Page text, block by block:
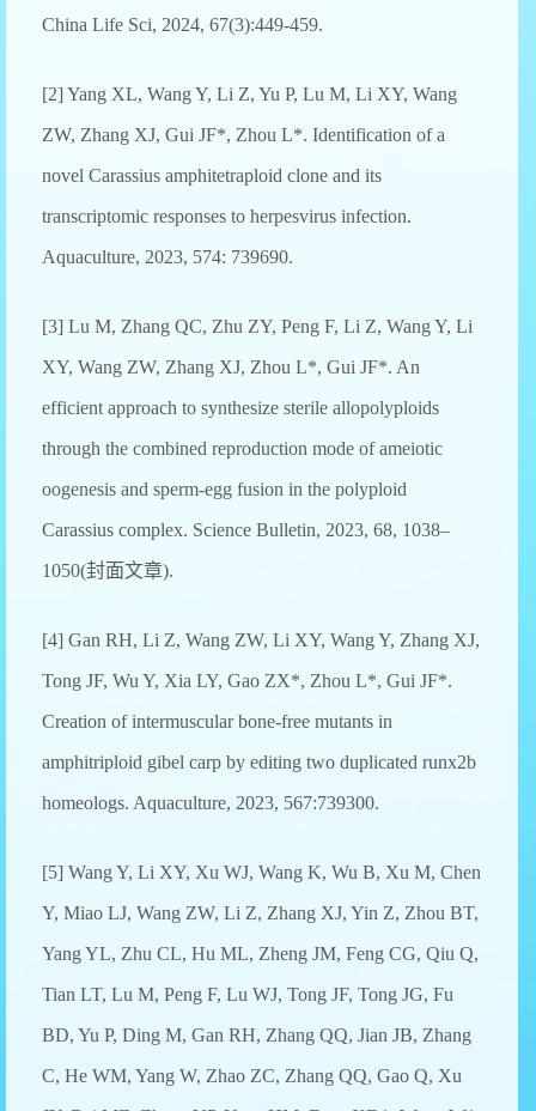
China Life Sci, 2024, 67(3):449-459.
[2] Yang XL, Wang Y, Li Z, Yu P, Lu M, Li XY, Wang
ZW, Zhang XJ, Gui JF*, Zhou L*. Identification of a
novel Carassius amphitetraploid clone and its
transcriptomic responses to herpesvirus infection.
Aquaculture, 2023, 574: 739690.
[3] Lu M, Zhang QC, Zhu ZY, Peng F, Li Z, Wang Y, Li
XY, Wang ZW, Zhang XJ, Zhou L*, Gui JF*. An
efficient approach to synthesize sterile allopolyploids
through the combined reproduction mode of ameiotic
oogenesis and sperm-egg fusion in the polyploid
Carassius complex. Science Bulletin, 2023, 68, 1038–
1050(封面文章).
[4] Gan RH, Li Z, Wang ZW, Li XY, Wang Y, Zhang XJ,
Tong JF, Wu Y, Xia LY, Gao ZX*, Zhou L*, Gui JF*.
Creation of intermuscular bone-free mutants in
amphitriploid gibel carp by editing two duplicated runx2b
homeologs. Aquaculture, 2023, 567:739300.
[5] Wang Y, Li XY, Xu WJ, Wang K, Wu B, Xu M, Chen
Y, Miao LJ, Wang ZW, Li Z, Zhang XJ, Yin Z, Zhou BT,
Yang YL, Zhu CL, Hu ML, Zheng JM, Feng CG, Qiu Q,
Tian LT, Lu M, Peng F, Lu WJ, Tong JF, Tong JG, Fu
BD, Yu P, Ding M, Gan RH, Zhang QQ, Jian JB, Zhang
C, He WM, Yang W, Zhao ZC, Zhang QQ, Gao Q, Xu